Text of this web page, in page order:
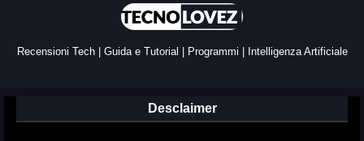
Recensioni Tech | Guida e Tutorial | Programmi | Intelligenza Artificiale
Desclaimer